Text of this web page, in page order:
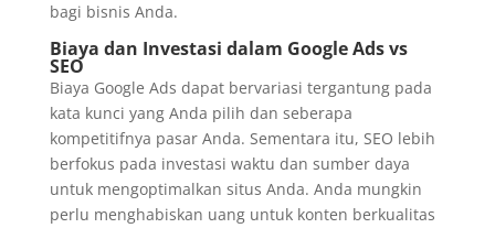
bagi bisnis Anda.
Biaya dan Investasi dalam Google Ads vs
SEO
Biaya Google Ads dapat bervariasi tergantung pada
kata kunci yang Anda pilih dan seberapa
kompetitifnya pasar Anda. Sementara itu, SEO lebih
berfokus pada investasi waktu dan sumber daya
untuk mengoptimalkan situs Anda. Anda mungkin
perlu menghabiskan uang untuk konten berkualitas